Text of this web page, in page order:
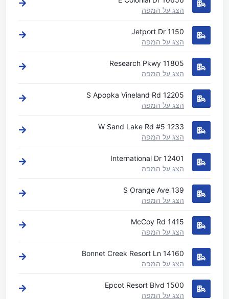
הצג על המפה
1150 Jetport Dr
הצג על המפה
11805 Research Pkwy
הצג על המפה
12205 S Apopka Vineland Rd
הצג על המפה
1233 W Sand Lake Rd #5
הצג על המפה
12401 International Dr
הצג על המפה
139 S Orange Ave
הצג על המפה
1415 McCoy Rd
הצג על המפה
14160 Bonnet Creek Resort Ln
הצג על המפה
1500 Epcot Resort Blvd
הצג על המפה